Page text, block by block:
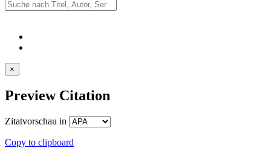
×
Preview Citation
Zitatvorschau in
Copy to clipboard